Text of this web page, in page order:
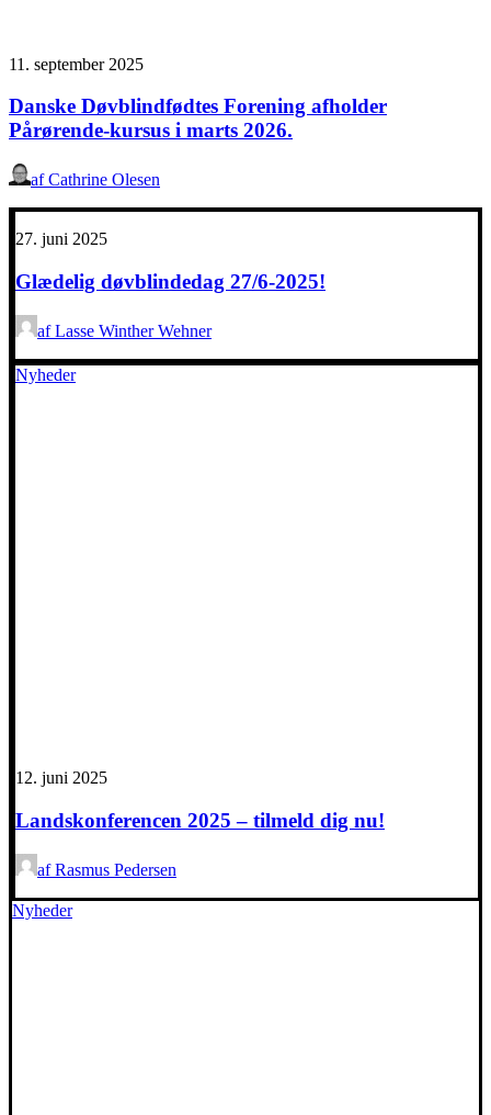
11. september 2025
Danske Døvblindfødtes Forening afholder
Pårørende-kursus i marts 2026.
af Cathrine Olesen
27. juni 2025
Glædelig døvblindedag 27/6-2025!
af Lasse Winther Wehner
Nyheder
12. juni 2025
Landskonferencen 2025 – tilmeld dig nu!
af Rasmus Pedersen
Nyheder